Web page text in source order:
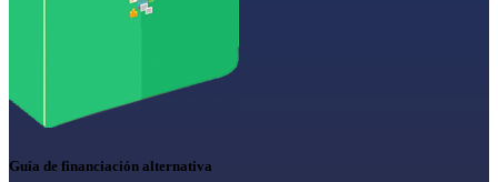
Guía de financiación alternativa